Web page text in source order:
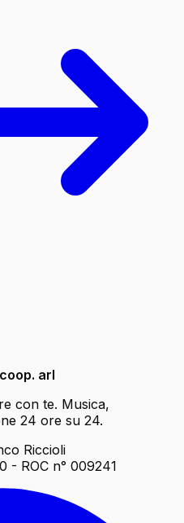
arl
con te. Musica,
24 ore su 24.
Riccioli
- ROC n° 009241